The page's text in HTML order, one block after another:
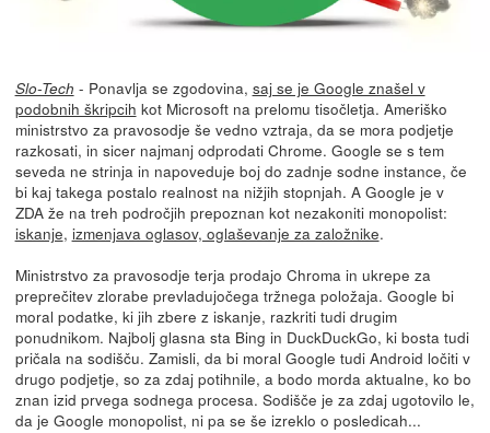
Slo-Tech - Ponavlja se zgodovina, saj se je Google znašel v
podobnih škripcih kot Microsoft na prelomu tisočletja. Ameriško
ministrstvo za pravosodje še vedno vztraja, da se mora podjetje
razkosati, in sicer najmanj odprodati Chrome. Google se s tem
seveda ne strinja in napoveduje boj do zadnje sodne instance, če
bi kaj takega postalo realnost na nižjih stopnjah. A Google je v
ZDA že na treh področjih prepoznan kot nezakoniti monopolist:
iskanje, izmenjava oglasov, oglaševanje za založnike.
Ministrstvo za pravosodje terja prodajo Chroma in ukrepe za
preprečitev zlorabe prevladujočega tržnega položaja. Google bi
moral podatke, ki jih zbere z iskanje, razkriti tudi drugim
ponudnikom. Najbolj glasna sta Bing in DuckDuckGo, ki bosta tudi
pričala na sodišču. Zamisli, da bi moral Google tudi Android ločiti v
drugo podjetje, so za zdaj potihnile, a bodo morda aktualne, ko bo
znan izid prvega sodnega procesa. Sodišče je za zdaj ugotovilo le,
da je Google monopolist, ni pa se še izreklo o posledicah...